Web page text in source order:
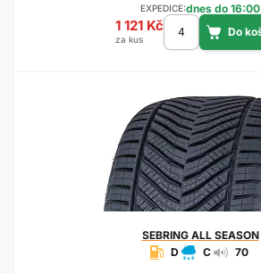
EXPEDICE:dnes do 16:00
1 121 Kč
za kus
SEBRINGALL SEASON
D
C 70